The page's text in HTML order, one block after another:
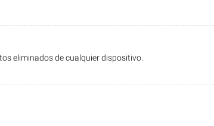
eliminados de cualquier dispositivo.